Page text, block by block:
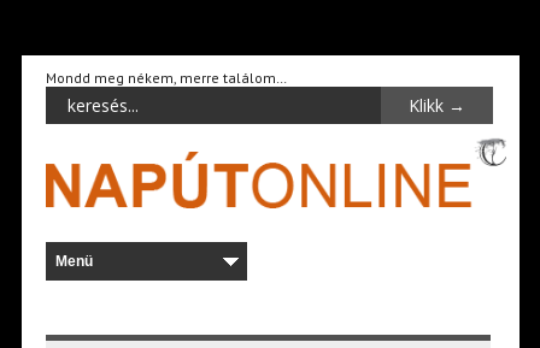
Mondd meg nékem, merre találom…